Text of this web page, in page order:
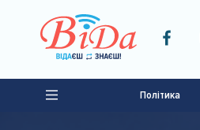
Політика